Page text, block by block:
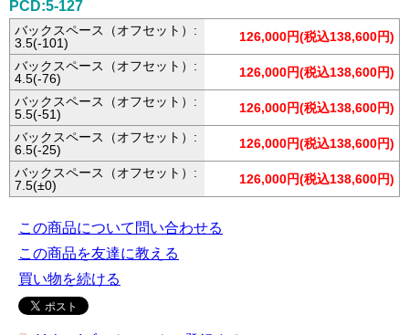
PCD:5-127
バックスペース（オフセット）:
3.5(-101)
126,000円(税込138,600円)
バックスペース（オフセット）:
4.5(-76)
126,000円(税込138,600円)
バックスペース（オフセット）:
5.5(-51)
126,000円(税込138,600円)
バックスペース（オフセット）:
6.5(-25)
126,000円(税込138,600円)
バックスペース（オフセット）:
7.5(±0)
126,000円(税込138,600円)
この商品について問い合わせる
この商品を友達に教える
買い物を続ける